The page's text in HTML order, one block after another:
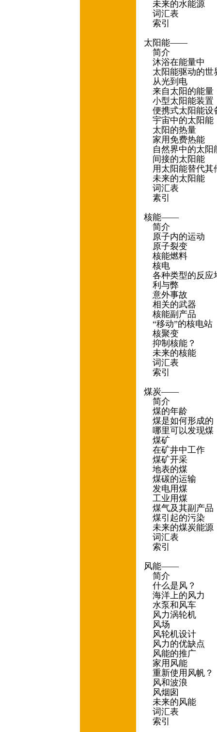
未来的水能源
词汇表
索引
太阳能——
简介
沐浴在能量中
太阳能驱动的世
从光到电
来自太阳的能量
小型太阳能装置
便携式太阳能设
宇宙中的太阳能
太阳的热量
家用免费热能
自然界中的太阳
间接的太阳能
用太阳能替代其
未来的太阳能
词汇表
素引
核能——
简介
原子内的运动
原子裂变
核能燃料
核电
各种类型的反应
利与弊
意外事故
相关的武器
核能副产品
“移动”的核电站
核聚变
抑制核能？
未来的核能
词汇表
索引
煤炭——
简介
煤的年龄
煤是如何形成的
哪里可以发现煤
煤矿
在矿井中工作
煤矿开采
地表的煤
煤碳的运输
发电用煤
工业用煤
煤气及其副产品
煤引起的污染
未来的煤炭能源
词汇表
索引
风能——
简介
什么是风？
海洋上的风力
水泵和风车
风力涡轮机
风场
风轮机设计
风力的优缺点
风能的推广
家用风能
重新使用风帆？
风和波浪
风烟囱
未来的风能
词汇表
索引